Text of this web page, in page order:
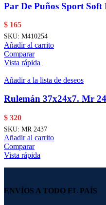
Par De Puños Sport
$ 165
SKU: M410254
Añadir al carrito
Comparar
Vista rápida
Añadir a la lista de deseos
Rulemán 37x24x7. Mr
$ 320
SKU: MR 2437
Añadir al carrito
Comparar
Vista rápida
ENVÍOS A TODO EL PAÍS